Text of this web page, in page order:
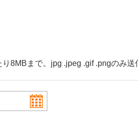
8MBまで。jpg .jpeg .gif .pngのみ送